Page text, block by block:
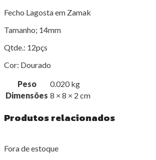
Fecho Lagosta em Zamak
Tamanho; 14mm
Qtde.: 12pçs
Cor: Dourado
Peso
0.020 kg
Dimensões 8 × 8 × 2 cm
Produtos relacionados
Fora de estoque